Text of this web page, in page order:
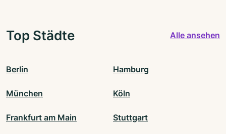
Top Städte Alle ansehen
Berlin Hamburg
München Köln
Frankfurt am Main Stuttgart